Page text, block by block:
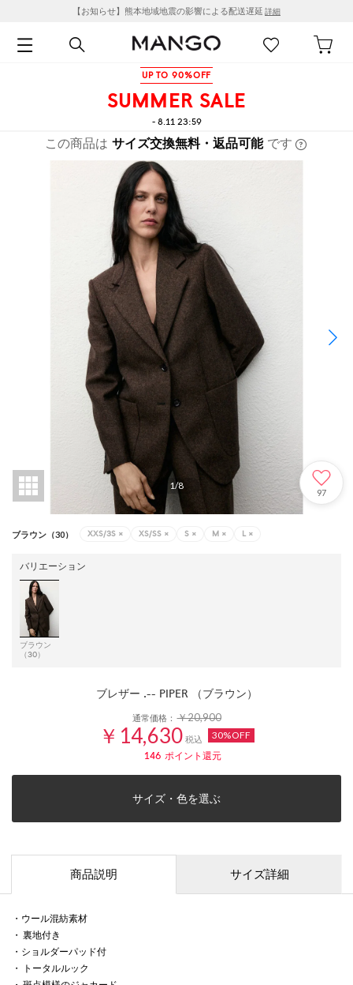
【お知らせ】熊本地域地震の影響による配送遅延 詳細
UP TO 90%OFF
SUMMER SALE
- 8.11 23:59
この商品は サイズ交換無料・返品可能 です
1/8
97
ブラウン（30） XXS/3S × XS/SS × S × M × L ×
バリエーション
ブラウン
（30）
ブレザー .-- PIPER （ブラウン）
通常価格：￥20,900
￥14,630 税込 30%OFF
146 ポイント還元
サイズ・色を選ぶ
商品説明 サイズ詳細
・ウール混紡素材
・ 裏地付き
・ショルダーパッド付
・ トータルルック